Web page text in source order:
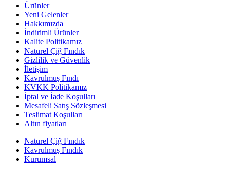
Ürünler
Yeni Gelenler
Hakkımızda
İndirimli Ürünler
Kalite Politikamız
Naturel Çiğ Fındık
Gizlilik ve Güvenlik
İletişim
Kavrulmuş Fındı
KVKK Politikamız
İptal ve İade Koşulları
Mesafeli Satış Sözleşmesi
Teslimat Koşulları
Altın fiyatları
Naturel Çiğ Fındık
Kavrulmuş Fındık
Kurumsal